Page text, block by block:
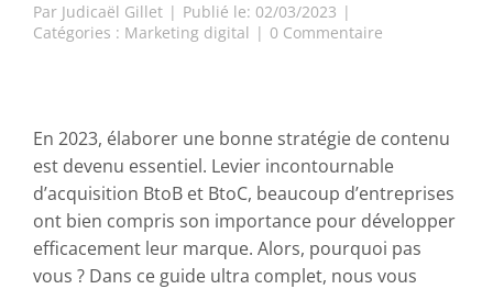
Par Judicaël Gillet | Publié le: 02/03/2023 |
Catégories : Marketing digital | 0 Commentaireon
le
guide
ultime
en
14
étapes
En 2023, élaborer une bonne stratégie de contenu
est devenu essentiel. Levier incontournable
d’acquisition BtoB et BtoC, beaucoup d’entreprises
ont bien compris son importance pour développer
efficacement leur marque. Alors, pourquoi pas
vous ? Dans ce guide ultra complet, nous vous